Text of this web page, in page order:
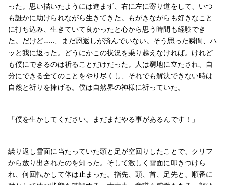
った。思い描いたようには進まず、右に左に寄り道をして、いつ
も誰かに助けられながら生きてきた。もがきながらも好きなこと
に打ち込み、生きていて良かったと心から思う時間も経験でき
た。だけど……、まだ恩返しが済んでいない。そう思った瞬間、ハ
ッと我に返った。どうにかこの状況を乗り越えなければ。けれど
も僕にできるのは祈ることだけだった。人は窮地に立たされ、自
分にできる全てのことをやり尽くし、それでも解決できない時は
自然と祈りを捧げる。僕は自然界の神様に祈っていた。
「僕を生かしてください。まだまだやる事があるんです！」
繰り返し雪面に当たっていた頭と足が空回りしたことで、クリフ
から放り出されたのを知った。そして激しく雪面に叩きつけら
れ、何回転かして体は止まった。指先、頭、首、足先と、順番に